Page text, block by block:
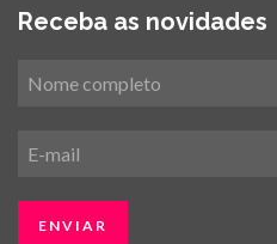
Receba as novidades